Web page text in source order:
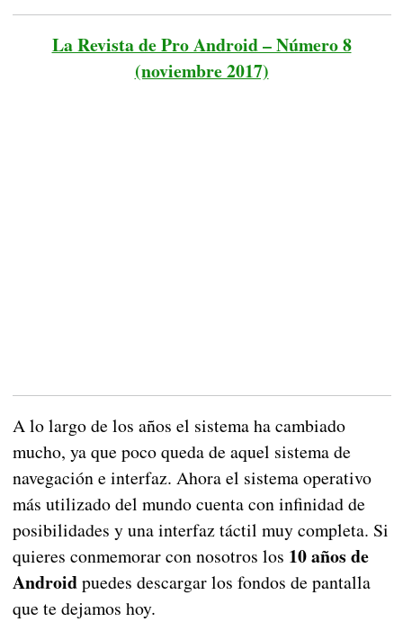
La Revista de Pro Android – Número 8
(noviembre 2017)
A lo largo de los años el sistema ha cambiado
mucho, ya que poco queda de aquel sistema de
navegación e interfaz. Ahora el sistema operativo
más utilizado del mundo cuenta con infinidad de
posibilidades y una interfaz táctil muy completa. Si
quieres conmemorar con nosotros los 10 años de
Androidpuedes descargar los fondos de pantalla
que te dejamos hoy.